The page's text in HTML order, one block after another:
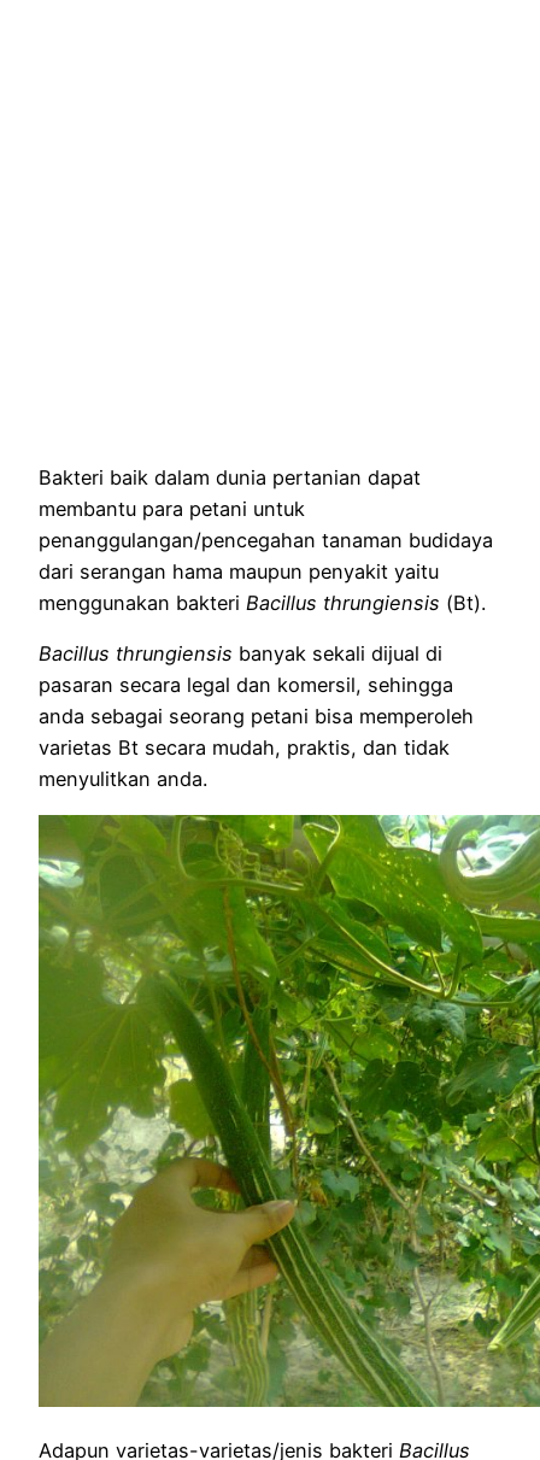
Bakteri baik dalam dunia pertanian dapat
membantu para petani untuk
penanggulangan/pencegahan tanaman budidaya
dari serangan hama maupun penyakit yaitu
menggunakan bakteri Bacillus thrungiensis (Bt).
Bacillus thrungiensis banyak sekali dijual di
pasaran secara legal dan komersil, sehingga
anda sebagai seorang petani bisa memperoleh
varietas Bt secara mudah, praktis, dan tidak
menyulitkan anda.
Adapun varietas-varietas/jenis bakteri Bacillus